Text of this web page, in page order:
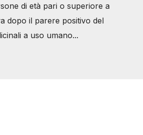
di età pari o superiore a
dopo il parere positivo del
a uso umano...